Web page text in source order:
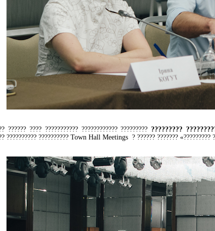
?????? ???? ??????????? ???????????? ??????????????????
?????????? ?????????? Town Hall Meetings ? ?????? ??????? «?????????